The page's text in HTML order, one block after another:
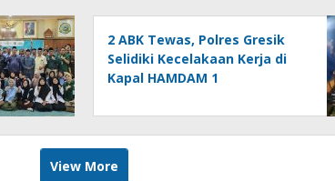
2 ABK Tewas, Polres Gresik
Selidiki Kecelakaan Kerja di
Kapal HAMDAM 1
View More